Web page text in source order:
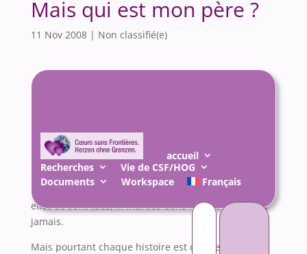
accueil
Recherches
Vie de CSF/HOG
Documents
Workspace
Français
Rechercher :
Mais qui est mon père ?
11 Nov 2008| Non classifié(e)
CSF CAEN
mais je ne sais pas si je le mérite. Pourquoi ? Nous
avons des points communs : nous avons tous
souffert, notre père était « l’ennemi » et cela faisait
désordre, nos mamans ont terriblement souffert et
elles se sont tues, … murées dans leur secret à tout
jamais.
Mais pourtant chaque histoire est différente. Je n’ai